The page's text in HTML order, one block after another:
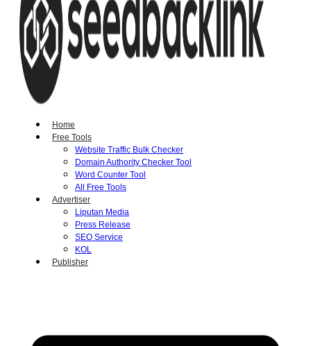
Home
Free Tools
Website Traffic Bulk Checker
Domain Authority Checker Tool
Word Counter Tool
All Free Tools
Advertiser
Liputan Media
Press Release
SEO Service
KOL
Publisher